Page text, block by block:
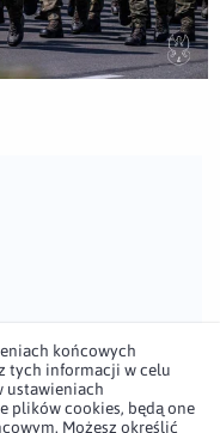
końcowych
tych informacji w celu
ustawieniach
plików cookies, będą one
Możesz określić